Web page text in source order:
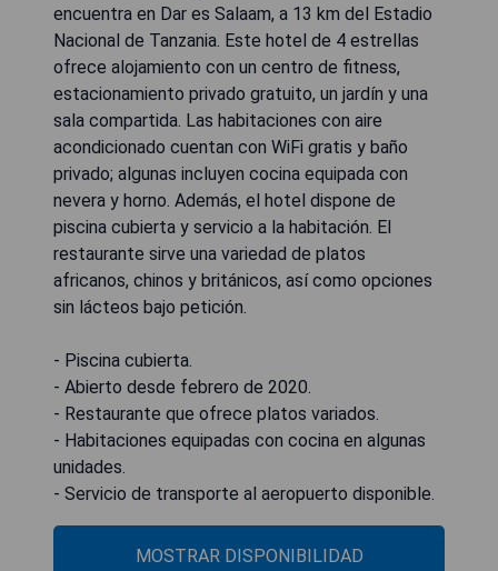
encuentra en Dar es Salaam, a 13 km del Estadio
Nacional de Tanzania. Este hotel de 4 estrellas
ofrece alojamiento con un centro de fitness,
estacionamiento privado gratuito, un jardín y una
sala compartida. Las habitaciones con aire
acondicionado cuentan con WiFi gratis y baño
privado; algunas incluyen cocina equipada con
nevera y horno. Además, el hotel dispone de
piscina cubierta y servicio a la habitación. El
restaurante sirve una variedad de platos
africanos, chinos y británicos, así como opciones
sin lácteos bajo petición.
- Piscina cubierta.
- Abierto desde febrero de 2020.
- Restaurante que ofrece platos variados.
- Habitaciones equipadas con cocina en algunas
unidades.
- Servicio de transporte al aeropuerto disponible.
MOSTRAR DISPONIBILIDAD